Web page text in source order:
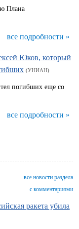
Плана
все подробности »
Юков, который
(УНИАН)
погибших еще со
все подробности »
все новости раздела
с комментариями
ракета убила